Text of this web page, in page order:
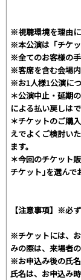
※視聴環境を理由に
※本公演は「チケッ
※全てのお客様の手
※客席を含む会場内
※お1人様1公演に
＊公演中止・延期
による払い戻しは
＊チケットのご購
えでよくご検討い
ます。
＊今回のチケット
チケット｣を選んで
【注意事項】※必
※チケットには、
みの際は、来場者
※お申込み後の氏
氏名は、お申込み